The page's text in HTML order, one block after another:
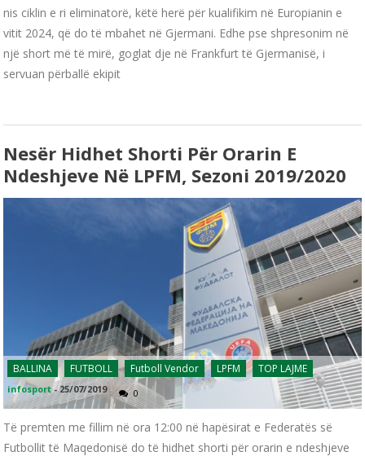
nis ciklin e ri eliminatorë, këtë herë për kualifikim në Europianin e
vitit 2024, që do të mbahet në Gjermani. Edhe pse shpresonim në
një short më të mirë, goglat dje në Frankfurt të Gjermanisë, i
servuan përballë ekipit
Nesër Hidhet Shorti Për Orarin E
Ndeshjeve Në LPFM, Sezoni 2019/2020
BALLINA FUTBOLL Futboll Vendor LPFM TOP LAJME
infosport -25/07/2019 0
Të premten me fillim në ora 12:00 në hapësirat e Federatës së
Futbollit të Maqedonisë do të hidhet shorti për orarin e ndeshjeve